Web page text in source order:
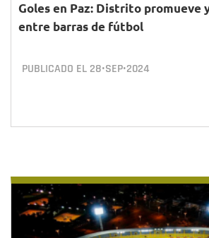
Goles en Paz: Distrito promueve
entre barras de fútbol
PUBLICADO EL 28•SEP•2024